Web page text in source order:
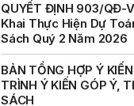
QUYẾT ĐỊNH 903/QĐ-
Khai Thực Hiện Dự
Sách Quý 2 Năm 2026
BẢN TỔNG HỢP Ý
TRÌNH Ý KIẾN GÓP Ý,
SÁCH